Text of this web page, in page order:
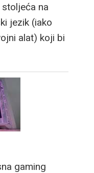
na
jezik (iako
alat) koji bi
gaming